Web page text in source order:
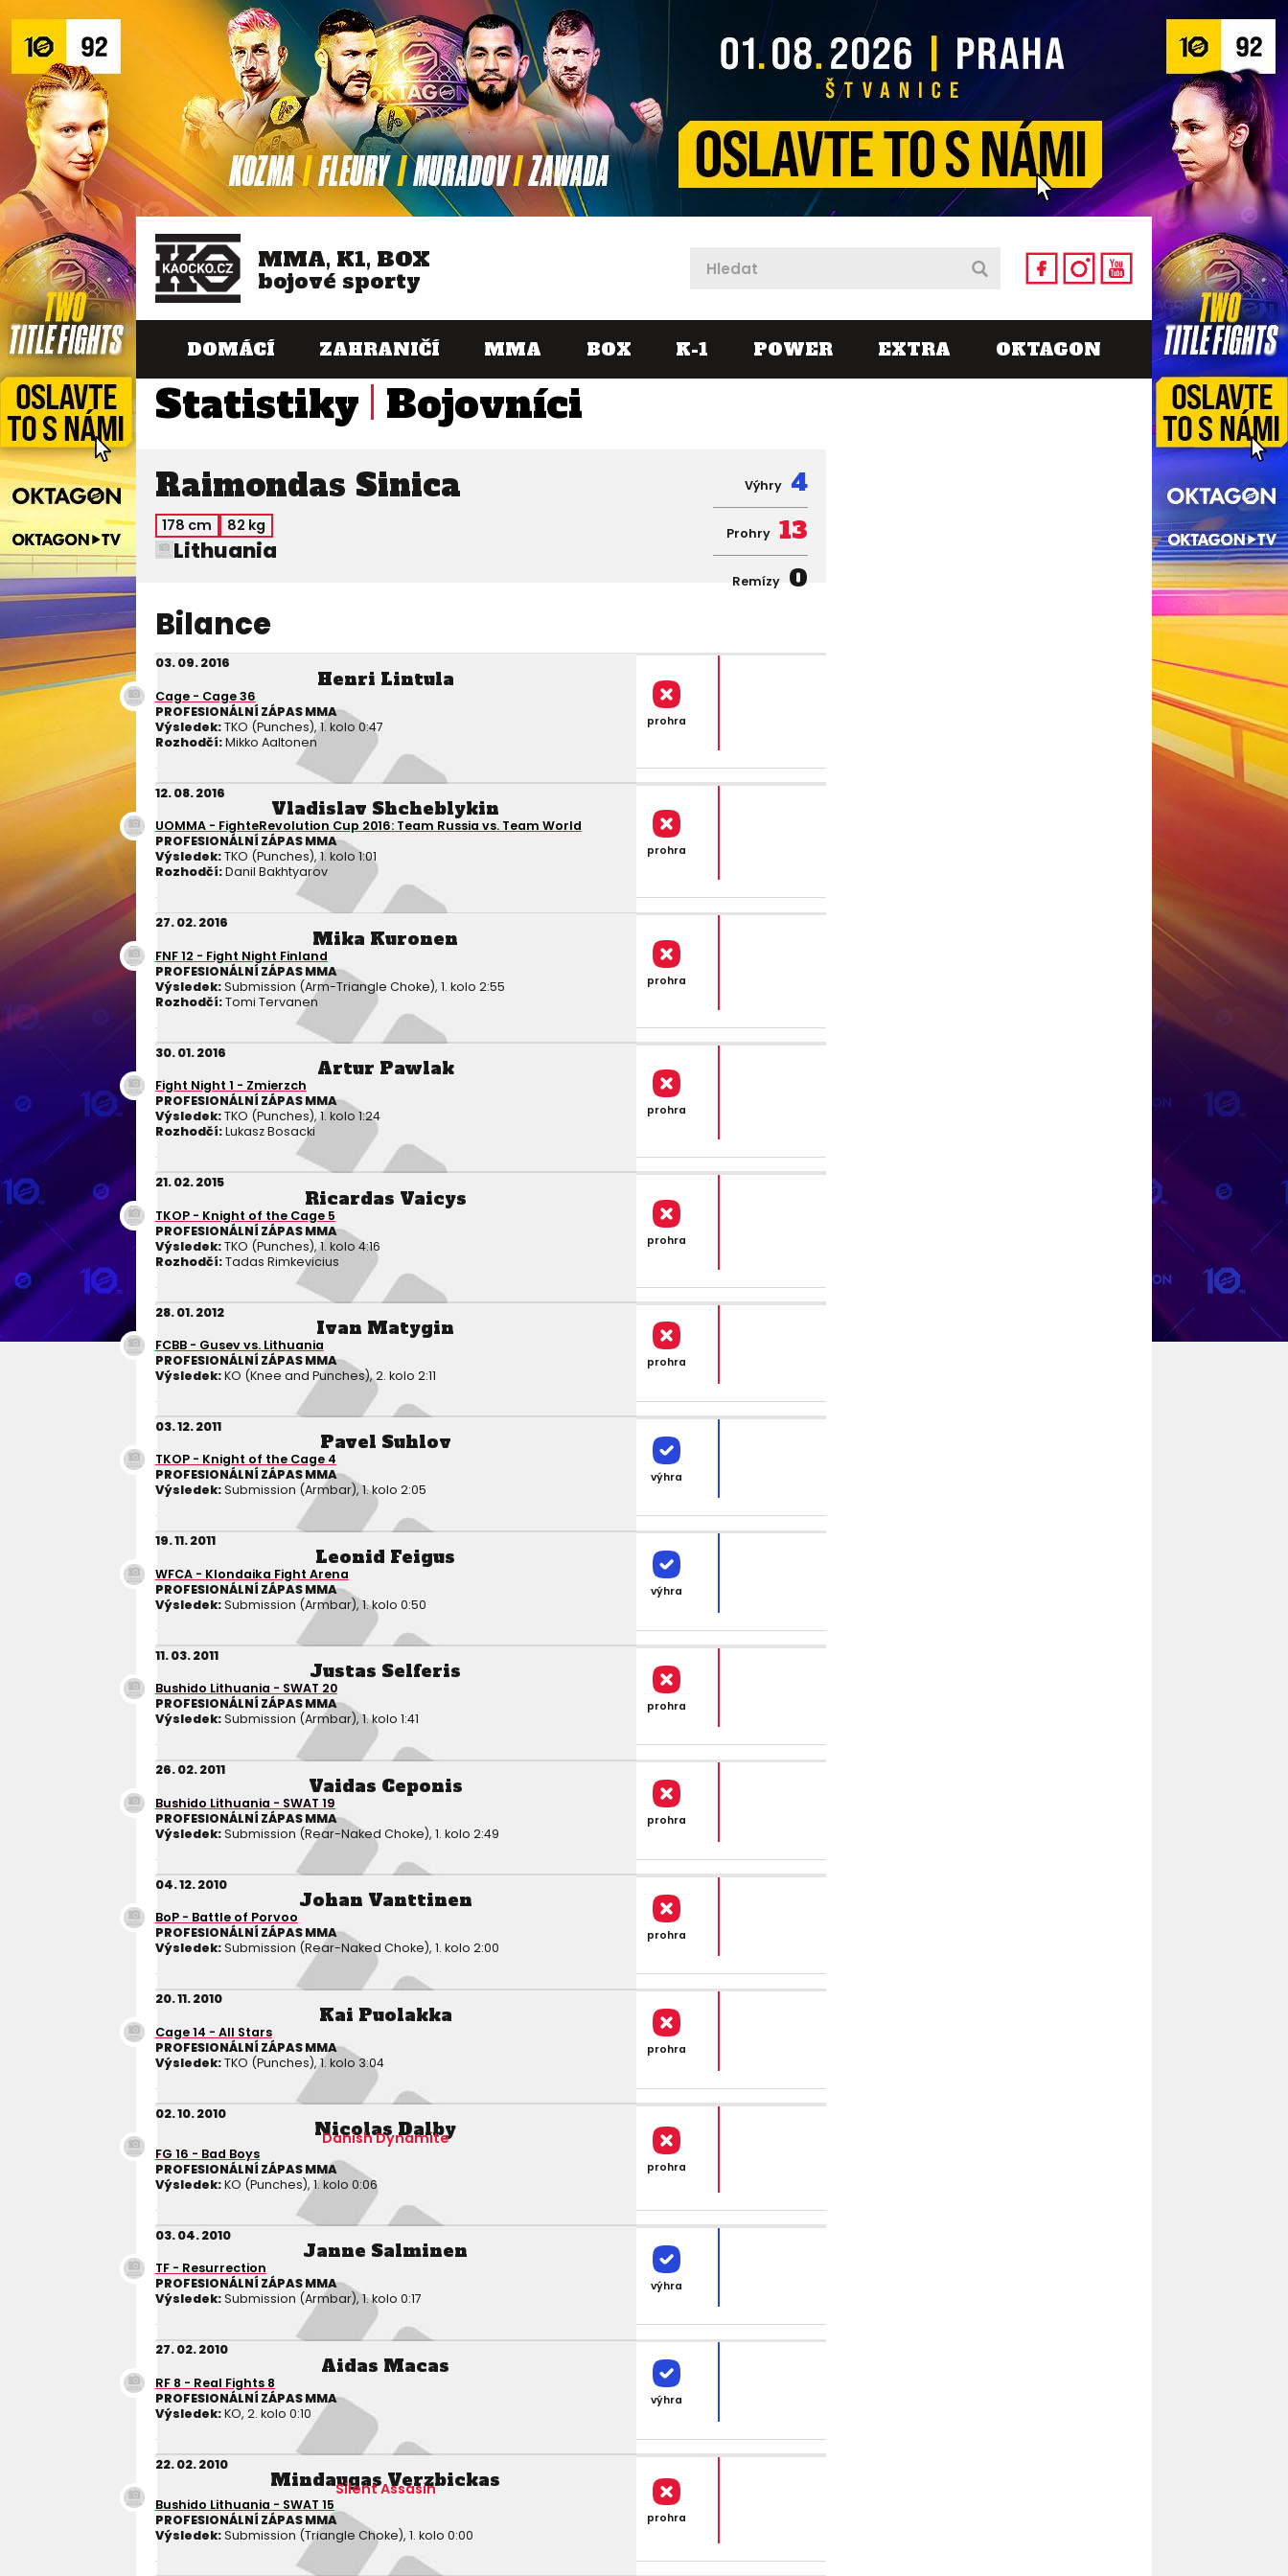
MMA, K1, BOX
bojové sporty
DOMÁCÍ ZAHRANIČÍ MMA BOX K-1 POWER EXTRA OKTAGON
Statistiky Bojovníci
Raimondas Sinica
178 cm 82 kg
Lithuania
Výhry 4
Prohry 13
Remízy 0
Bilance
03. 09. 2016
Henri Lintula
Cage - Cage 36
PROFESIONÁLNÍ ZÁPAS MMA
Výsledek:TKO (Punches), 1. kolo 0:47
Rozhodčí:Mikko Aaltonen
prohra
12. 08. 2016
Vladislav Shcheblykin
UOMMA - FighteRevolution Cup 2016: Team Russia vs. Team World
PROFESIONÁLNÍ ZÁPAS MMA
Výsledek:TKO (Punches), 1. kolo 1:01
Rozhodčí:Danil Bakhtyarov
prohra
27. 02. 2016
Mika Kuronen
FNF 12 - Fight Night Finland
PROFESIONÁLNÍ ZÁPAS MMA
Výsledek:Submission (Arm-Triangle Choke), 1. kolo 2:55
Rozhodčí:Tomi Tervanen
prohra
30. 01. 2016
Artur Pawlak
Fight Night 1 - Zmierzch
PROFESIONÁLNÍ ZÁPAS MMA
Výsledek:TKO (Punches), 1. kolo 1:24
Rozhodčí:Lukasz Bosacki
prohra
21. 02. 2015
Ricardas Vaicys
TKOP - Knight of the Cage 5
PROFESIONÁLNÍ ZÁPAS MMA
Výsledek:TKO (Punches), 1. kolo 4:16
Rozhodčí:Tadas Rimkevicius
prohra
28. 01. 2012
Ivan Matygin
FCBB - Gusev vs. Lithuania
PROFESIONÁLNÍ ZÁPAS MMA
Výsledek:KO (Knee and Punches), 2. kolo 2:11
prohra
03. 12. 2011
Pavel Suhlov
TKOP - Knight of the Cage 4
PROFESIONÁLNÍ ZÁPAS MMA
Výsledek:Submission (Armbar), 1. kolo 2:05
výhra
19. 11. 2011
Leonid Feigus
WFCA - Klondaika Fight Arena
PROFESIONÁLNÍ ZÁPAS MMA
Výsledek:Submission (Armbar), 1. kolo 0:50
výhra
11. 03. 2011
Justas Selferis
Bushido Lithuania - SWAT 20
PROFESIONÁLNÍ ZÁPAS MMA
Výsledek:Submission (Armbar), 1. kolo 1:41
prohra
26. 02. 2011
Vaidas Ceponis
Bushido Lithuania - SWAT 19
PROFESIONÁLNÍ ZÁPAS MMA
Výsledek:Submission (Rear-Naked Choke), 1. kolo 2:49
prohra
04. 12. 2010
Johan Vanttinen
BoP - Battle of Porvoo
PROFESIONÁLNÍ ZÁPAS MMA
Výsledek:Submission (Rear-Naked Choke), 1. kolo 2:00
prohra
20. 11. 2010
Kai Puolakka
Cage 14 - All Stars
PROFESIONÁLNÍ ZÁPAS MMA
Výsledek:TKO (Punches), 1. kolo 3:04
prohra
02. 10. 2010
Nicolas Dalby
Danish Dynamite
FG 16 - Bad Boys
PROFESIONÁLNÍ ZÁPAS MMA
Výsledek:KO (Punches), 1. kolo 0:06
prohra
03. 04. 2010
Janne Salminen
TF - Resurrection
PROFESIONÁLNÍ ZÁPAS MMA
Výsledek:Submission (Armbar), 1. kolo 0:17
výhra
27. 02. 2010
Aidas Macas
RF 8 - Real Fights 8
PROFESIONÁLNÍ ZÁPAS MMA
Výsledek:KO, 2. kolo 0:10
výhra
22. 02. 2010
Mindaugas Verzbickas
Silent Assasin
Bushido Lithuania - SWAT 15
PROFESIONÁLNÍ ZÁPAS MMA
Výsledek:Submission (Triangle Choke), 1. kolo 0:00
prohra